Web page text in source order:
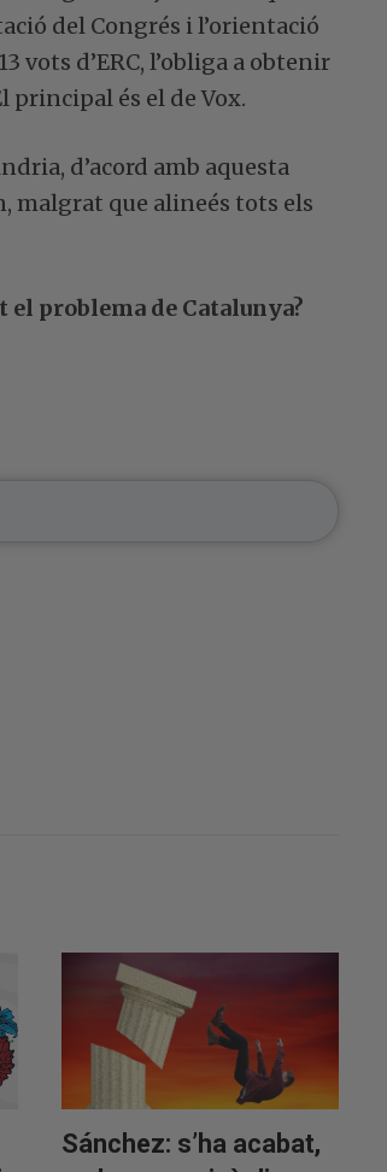
del Congrés i l’orientació
vots d’ERC, l’obliga a obtenir
principal és el de Vox.
d’acord amb aquesta
malgrat que alineés tots els
problema de Catalunya?
Sánchez: s’ha acabat,